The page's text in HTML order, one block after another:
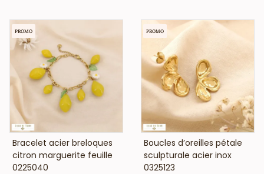
VOIR LE PRIX
Bracelet acier breloques
citron marguerite feuille
0225040
PROMO
VOIR LE PRIX
Boucles d’oreilles pétale
sculpturale acier inox
0325123
PROMO